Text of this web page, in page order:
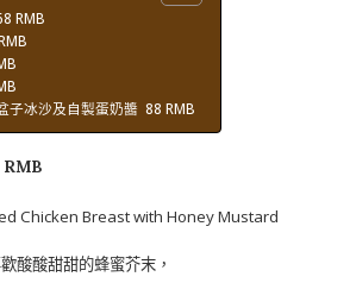
RMB
子冰沙及自製蛋奶醬 88 RMB
RMB
Chicken Breast with Honey Mustard
酸酸甜甜的蜂蜜芥末，